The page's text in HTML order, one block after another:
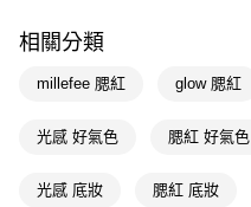
Google Pay
相關說明
便利好安心！
相關分類
millefee 腮紅 glow 腮紅
光感 好氣色 腮紅 好氣色
光感 底妝 腮紅 底妝